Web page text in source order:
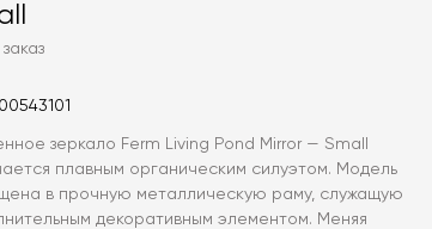
заказ
зеркало Ferm Living Pond Mirror — Small
плавным органическим силуэтом. Модель
в прочную металлическую раму, служащую
декоративным элементом. Меняя